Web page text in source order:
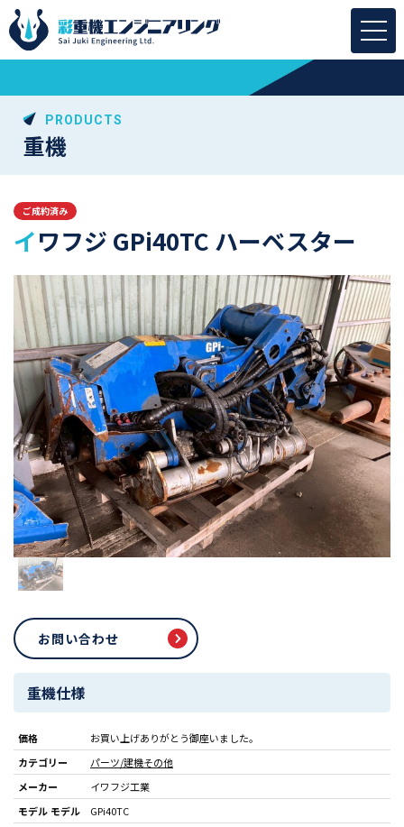
PRODUCTS
重機
ご成約済み
イワフジ GPi40TC ハーベスター
お問い合わせ
重機仕様
価格
お買い上げありがとう御座いました。
カテゴリー
パーツ/建機その他
メーカー
イワフジ工業
モデル モデル
GPi40TC